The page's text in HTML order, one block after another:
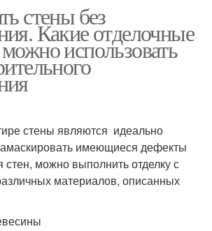
стены без
Какие отделочные
использовать
стены являются идеально
имеющиеся дефекты
можно выполнить отделку с
материалов, описанных